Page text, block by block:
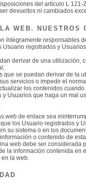
del artículo L
devueltos ni cambiados
WEB. NUESTROS
íntegramente responsables
registrados y
derivar de una
que se puedan derivar de la
servicios o impedir el
los contenidos
Usuarios que haga un mal
web de enlace sea
los Usuario registrados y
su sistema o en los
o contenido de
web debe ser
la información contenida
la web.